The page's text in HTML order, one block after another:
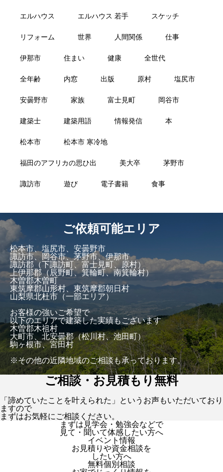
エルハウス エルハウス 若手 スケッチ
リフォーム 世界 人間関係 仕事
伊那市 住まい 健康 全世代
全年齢 内窓 出版 原村 塩尻市
安曇野市 家族 富士見町 岡谷市
建築士 建築用語 情報発信 本
松本市 松本市 寒冷地
福田のアフリカの思ひ出 美大卒 茅野市
諏訪市 遊び 電子書籍 食事
ご依頼可能エリア
松本市、塩尻市、安曇野市
諏訪市、岡谷市、茅野市、伊那市
諏訪郡（下諏訪町、富士見町、原村）
上伊那郡（辰野町、箕輪町、南箕輪村）
木曽郡木曽町
東筑摩郡山形村、東筑摩郡朝日村
山梨県北杜市（一部エリア）
お客様の強いご希望で
以下のエリアで建築した実績もございます
木曽郡木祖村
大町市、北安曇郡（松川村、池田町）
駒ヶ根市、宮田村
※その他の近隣地域のご相談も承っております。
ご相談・お見積もり無料
「諦めていたことを叶えられた」というお声もいただいており
ますので
まずはお気軽にご相談ください。
まずは見学会・勉強会などで
見て・聞いて体感したい方へ
イベント情報
お見積りや資金相談を
したい方へ
無料個別相談